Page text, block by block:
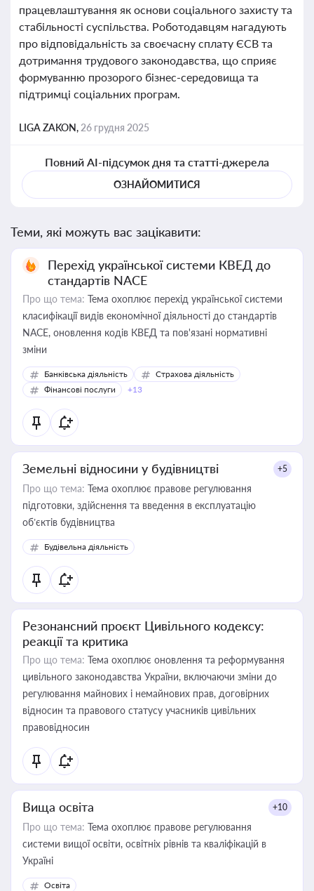
працевлаштування як основи соціального захисту та
стабільності суспільства. Роботодавцям нагадують
про відповідальність за своєчасну сплату ЄСВ та
дотримання трудового законодавства, що сприяє
формуванню прозорого бізнес-середовища та
підтримці соціальних програм.
LIGA ZAKON, 26 грудня 2025
Повний AI-підсумок дня та статті-джерела
ОЗНАЙОМИТИСЯ
Теми, які можуть вас зацікавити:
Перехід української системи КВЕД до
стандартів NACE
Про що тема: Тема охоплює перехід української системи
класифікації видів економічної діяльності до стандартів
NACE, оновлення кодів КВЕД та пов'язані нормативні
зміни
Банківська діяльність
Страхова діяльність
Фінансові послуги
+13
Земельні відносини у будівництві +5
Про що тема: Тема охоплює правове регулювання
підготовки, здійснення та введення в експлуатацію
об’єктів будівництва
Будівельна діяльність
Резонансний проєкт Цивільного кодексу:
реакції та критика
Про що тема: Тема охоплює оновлення та реформування
цивільного законодавства України, включаючи зміни до
регулювання майнових і немайнових прав, договірних
відносин та правового статусу учасників цивільних
правовідносин
Вища освіта +10
Про що тема: Тема охоплює правове регулювання
системи вищої освіти, освітніх рівнів та кваліфікацій в
Україні
Освіта